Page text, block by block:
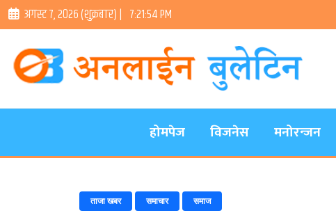
अगस्ट ७, २०२६ (शुक्रबार) | 7:21:55 PM
होमपेज विजनेस मनोरन्जन
ताजा खबर समाचार समाज